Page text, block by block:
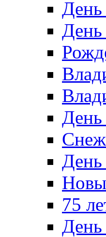
День
День
День
День
75
День